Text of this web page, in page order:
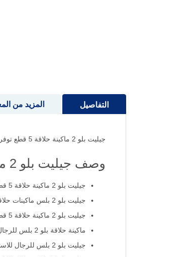
التفاصيل
جيليت بلو 2 ماكينة حلاقة 5 قطع توفر حلاقة دقيقة وسريعة بفضل شفراتها المزدوجة وطلاء الكروم الذي يمنح أداءً سلسًا وتحكمًا مريحًا.
وصف جيليت بلو 2 ماكينة حلاقة 5 قطع
جيليت بلو 2 ماكينة حلاقة 5 قطع مصممة للحلاقة اليومية السهلة.
جيليت بلو 2 بلس ماكينات حلاقة 5 قطع بجودة عالية.
جيليت بلو 2 ماكينة حلاقة 5 قطع تقدم حلاقة دقيقة وسريعة بفضل الشفرات المزدوجة والمقبض المرن، مما يجعلها خيارًا مثاليًا للاستخدام اليومي بجودة جيليت الموثوقة.
ماكينة حلاقة بلو 2 بلس للرجال من جيليت - 15 + 5 قطع.
جيليت بلو 2 بلس للرجال للاستعمال مرة واحدة.
المزيد من